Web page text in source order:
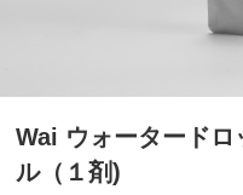
Wai ウォータード
ル（１剤)